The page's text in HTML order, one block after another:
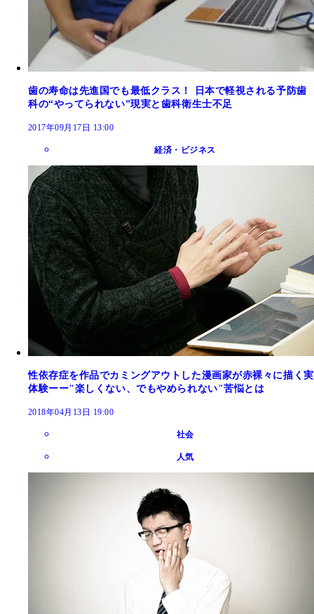
歯の寿命は先進国でも最低クラス！ 日本で軽視される予防歯
科の“やってられない”現実と歯科衛生士不足
2017年09月17日 13:00
経済・ビジネス
性依存症を作品でカミングアウトした漫画家が赤裸々に描く実
体験ーー"楽しくない、でもやめられない"苦悩とは
2018年04月13日 19:00
社会
人気